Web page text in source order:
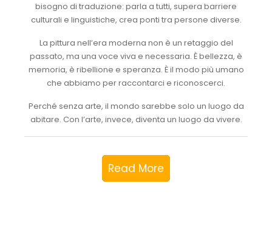
bisogno di traduzione: parla a tutti, supera barriere
culturali e linguistiche, crea ponti tra persone diverse.
La pittura nell’era moderna non è un retaggio del
passato, ma una voce viva e necessaria. È bellezza, è
memoria, è ribellione e speranza. È il modo più umano
che abbiamo per raccontarci e riconoscerci.
Perché senza arte, il mondo sarebbe solo un luogo da
abitare. Con l’arte, invece, diventa un luogo da vivere.
Read More